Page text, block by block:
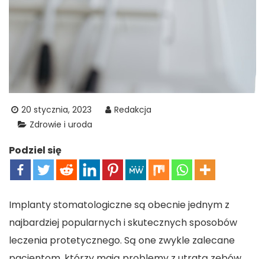
20 stycznia, 2023
Redakcja
Zdrowie i uroda
Podziel się
Implanty stomatologiczne są obecnie jednym z
najbardziej popularnych i skutecznych sposobów
leczenia protetycznego. Są one zwykle zalecane